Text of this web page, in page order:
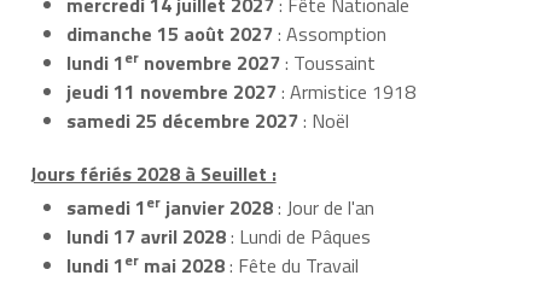
dimanche 15 août 2027: Assomption
lundi 1er novembre 2027: Toussaint
jeudi 11 novembre 2027: Armistice 1918
samedi 25 décembre 2027: Noël
Jours fériés 2028 à Seuillet :
samedi 1er janvier 2028: Jour de l'an
lundi 17 avril 2028: Lundi de Pâques
lundi 1er mai 2028: Fête du Travail